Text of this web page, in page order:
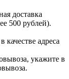
доставка
500 рублей).
качестве адреса
укажите в